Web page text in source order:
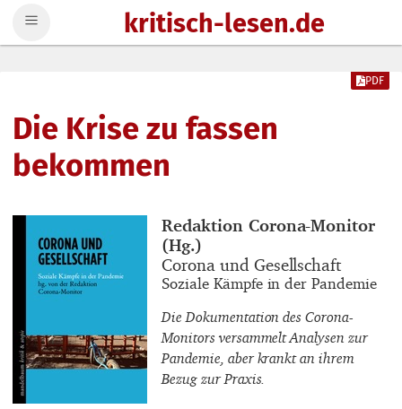
kritisch-lesen.de
Die Krise zu fassen
bekommen
PDF
Buchautor_innen
Redaktion Corona-Monitor
(Hg.)
Buchtitel
Corona und Gesellschaft
Buchuntertitel
Soziale Kämpfe in der Pandemie
Die Dokumentation des Corona-
Monitors versammelt Analysen zur
Pandemie, aber krankt an ihrem
Bezug zur Praxis.